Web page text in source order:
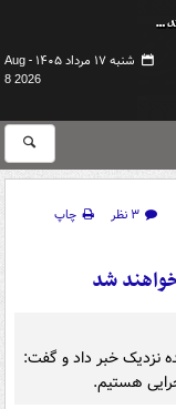
شنبه ۱۷ مرداد ۱۴۰۵ -
Aug
8 2026
۳ نظر
چاپ
شد
نزدیک خبر داد و گفت:
هستیم.